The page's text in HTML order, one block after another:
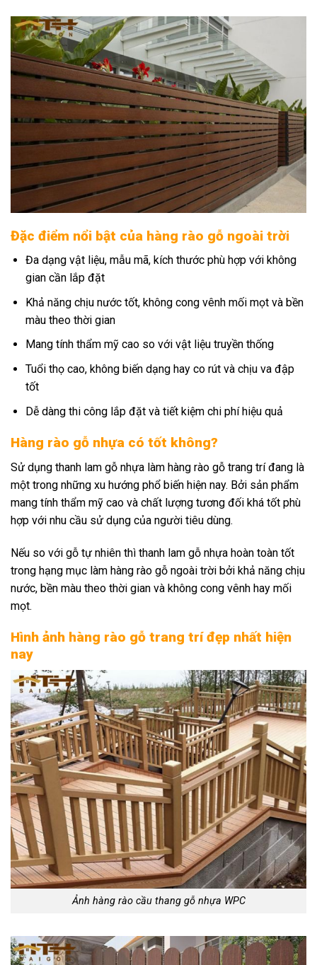
Đặc điểm nổi bật của hàng rào gỗ ngoài trời
Đa dạng vật liệu, mẫu mã, kích thước phù hợp với không
gian cần lắp đặt
Khả năng chịu nước tốt, không cong vênh mối mọt và bền
màu theo thời gian
Mang tính thẩm mỹ cao so với vật liệu truyền thống
Tuổi thọ cao, không biến dạng hay co rút và chịu va đập
tốt
Dễ dàng thi công lắp đặt và tiết kiệm chi phí hiệu quả
Hàng rào gỗ nhựa có tốt không?
Sử dụng thanh lam gỗ nhựa làm hàng rào gỗ trang trí đang là
một trong những xu hướng phổ biến hiện nay. Bởi sản phẩm
mang tính thẩm mỹ cao và chất lượng tương đối khá tốt phù
hợp với nhu cầu sử dụng của người tiêu dùng.
Nếu so với gỗ tự nhiên thì thanh lam gỗ nhựa hoàn toàn tốt
trong hạng mục làm hàng rào gỗ ngoài trời bởi khả năng chịu
nước, bền màu theo thời gian và không cong vênh hay mối
mọt.
Hình ảnh hàng rào gỗ trang trí đẹp nhất hiện
nay
Ảnh hàng rào cầu thang gỗ nhựa WPC